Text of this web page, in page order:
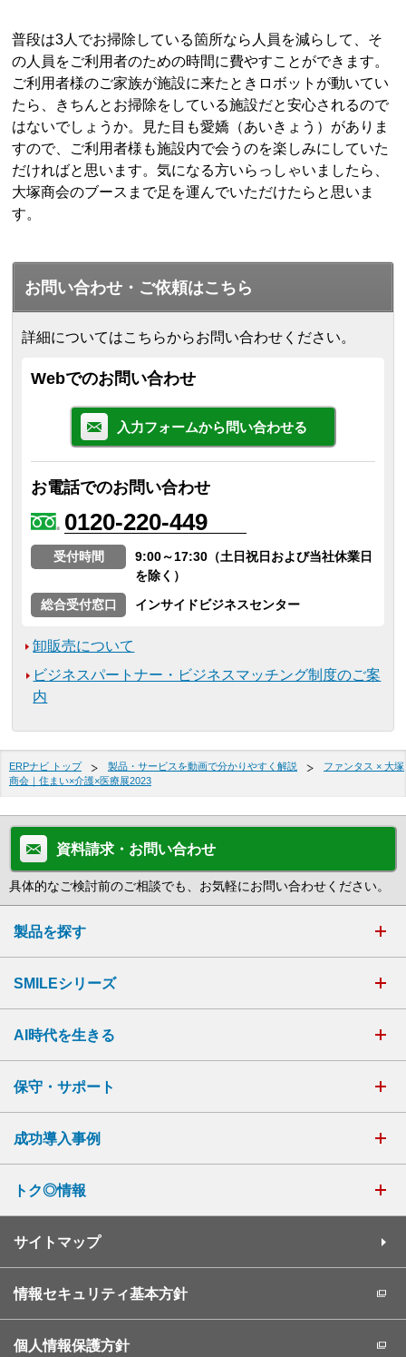
普段は3人でお掃除している箇所なら人員を減らして、そ
の人員をご利用者のための時間に費やすことができます。
ご利用者様のご家族が施設に来たときロボットが動いてい
たら、きちんとお掃除をしている施設だと安心されるので
はないでしょうか。見た目も愛嬌（あいきょう）がありま
すので、ご利用者様も施設内で会うのを楽しみにしていた
だければと思います。気になる方いらっしゃいましたら、
大塚商会のブースまで足を運んでいただけたらと思いま
す。
お問い合わせ・ご依頼はこちら
詳細についてはこちらからお問い合わせください。
Webでのお問い合わせ
入力フォームから問い合わせる
お電話でのお問い合わせ
0120-220-449
受付時間
9:00～17:30（土日祝日および当社休業日
を除く）
総合受付窓口
インサイドビジネスセンター
卸販売について
ビジネスパートナー・ビジネスマッチング制度のご案
内
ERPナビ トップ 製品・サービスを動画で分かりやすく解説
ファンタス × 大塚
商会｜住まい×介護×医療展2023
資料請求・お問い合わせ
具体的なご検討前のご相談でも、お気軽にお問い合わせください。
製品を探す
SMILEシリーズ
AI時代を生きる
保守・サポート
成功導入事例
トク◎情報
サイトマップ
情報セキュリティ基本方針
個人情報保護方針